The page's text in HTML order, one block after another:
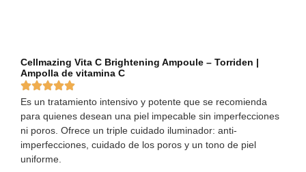
Cellmazing Vita C Brightening Ampoule – Torriden |
Ampolla de vitamina C
Es un tratamiento intensivo y potente que se recomienda
para quienes desean una piel impecable sin imperfecciones
ni poros. Ofrece un triple cuidado iluminador: anti-
imperfecciones, cuidado de los poros y un tono de piel
uniforme.